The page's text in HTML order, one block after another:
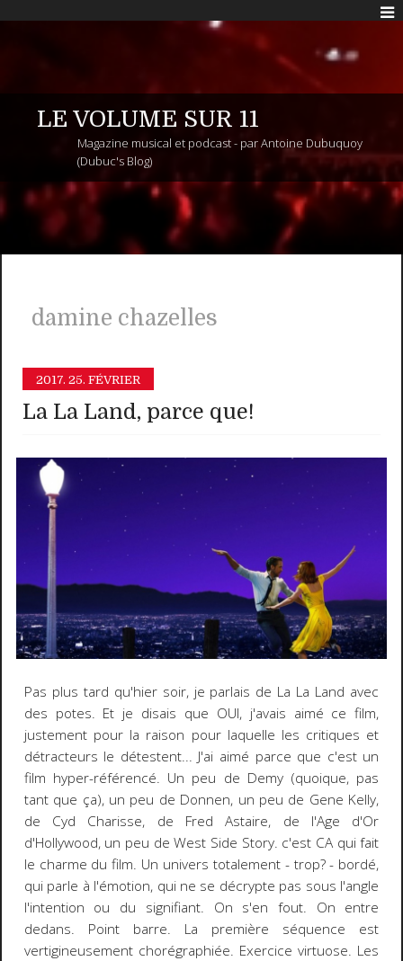
LE VOLUME SUR 11
Magazine musical et podcast - par Antoine Dubuquoy
(Dubuc's Blog)
damine chazelles
2017. 25. FÉVRIER
La La Land, parce que!
Pas plus tard qu'hier soir, je parlais de La La Land avec
des potes. Et je disais que OUI, j'avais aimé ce film,
justement pour la raison pour laquelle les critiques et
détracteurs le détestent... J'ai aimé parce que c'est un
film hyper-référencé. Un peu de Demy (quoique, pas
tant que ça), un peu de Donnen, un peu de Gene Kelly,
de Cyd Charisse, de Fred Astaire, de l'Age d'Or
d'Hollywood, un peu de West Side Story. c'est CA qui fait
le charme du film. Un univers totalement - trop? - bordé,
qui parle à l'émotion, qui ne se décrypte pas sous l'angle
l'intention ou du signifiant. On s'en fout. On entre
dedans. Point barre. La première séquence est
vertigineusement chorégraphiée. Exercice virtuose. Les